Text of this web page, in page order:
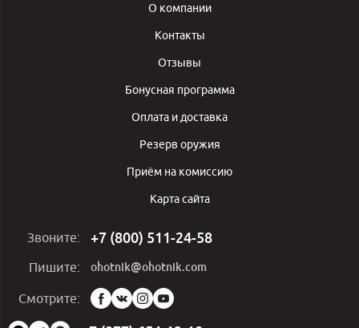
О компании
Контакты
Отзывы
Бонусная программа
Оплата и доставка
Резерв оружия
Приём на комиссию
Карта сайта
Звоните: +7 (800) 511-24-58
Пишите: ohotnik@ohotnik.com
Смотрите:
Мы
в
социальных